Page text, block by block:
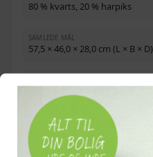
80 % kvarts, 20 % harpiks
SAMLEDE MÅL
57,5 × 46,0 × 28,0 cm (L × B × D)
MINIMUM BREDDE PÅ UNDERSKAB
45,0 cm